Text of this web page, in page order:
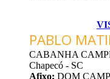
PABLO
CABANHA
Chapecó - SC
Afixo: DOM